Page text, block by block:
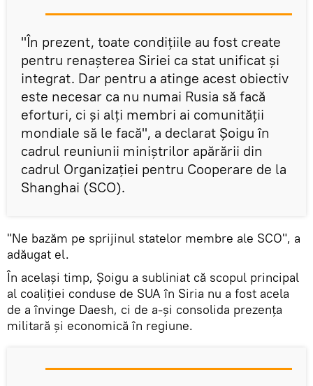
"În prezent, toate condițiile au fost create
pentru renașterea Siriei ca stat unificat și
integrat. Dar pentru a atinge acest obiectiv
este necesar ca nu numai Rusia să facă
eforturi, ci și alți membri ai comunității
mondiale să le facă", a declarat Șoigu în
cadrul reuniunii miniștrilor apărării din
cadrul Organizației pentru Cooperare de la
Shanghai (SCO).
"Ne bazăm pe sprijinul statelor membre ale SCO", a
adăugat el.
În același timp, Șoigu a subliniat că scopul principal
al coaliției conduse de SUA în Siria nu a fost acela
de a învinge Daesh, ci de a-și consolida prezența
militară și economică în regiune.